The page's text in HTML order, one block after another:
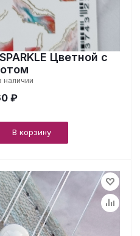
Цветной с
наличии
₽
В корзину